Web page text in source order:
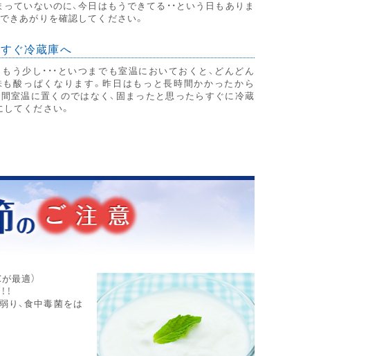
ていないのに、今日はもうできてる・・という日もありま
きあがりを確認してください。
ぐ冷蔵庫へ
う少し・・・といつまでも室温においておくと、どんどん
も酸っぱくなります。昨日はもっと長時間かかったから
間室温に置くのではなく、固まったと思ったらすぐに冷蔵
てください。
最適）
り、食中毒菌をは